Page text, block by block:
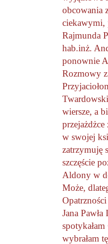
obcowania
ciekawymi,
Rajmunda
hab.inż.
ponownie
Rozmowy
wiersze, a
w swojej
zatrzymuję
szczęście
Aldony w
Może,
Jana
wybrałam